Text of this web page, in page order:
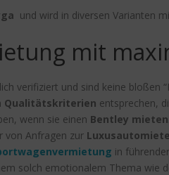
und wird in diversen Varianten
mit
verifiziert und sind keine bloßen
Qualitätskriterien entsprechen,
wenn sie einen Bentley mieten
von Anfragen zur Luxusautomiete
in
solch emotionalem Thema wie